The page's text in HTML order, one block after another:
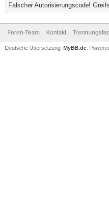
Falscher Autorisierungscode!
Foren-Team Kontakt Trennungsfaq
Deutsche Übersetzung: MyBB.de ,